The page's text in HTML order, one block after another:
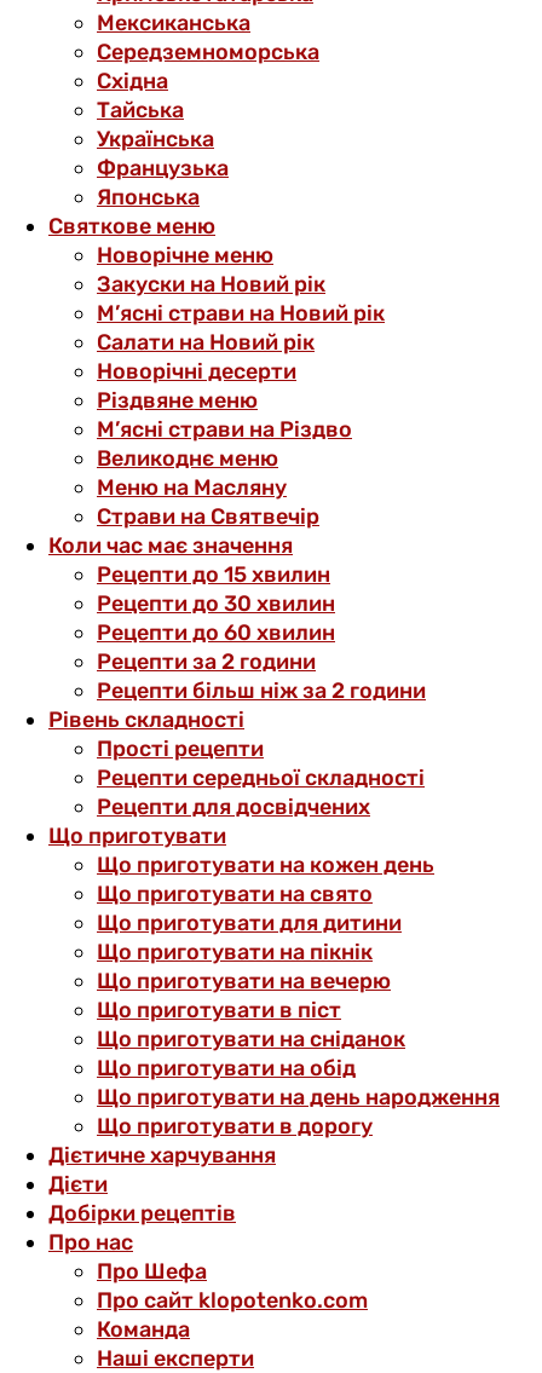
Мексиканська
Середземноморська
Східна
Тайська
Українська
Французька
Японська
Святкове меню
Новорічне меню
Закуски на Новий рік
М’ясні страви на Новий рік
Салати на Новий рік
Новорічні десерти
Різдвяне меню
М’ясні страви на Різдво
Великоднє меню
Меню на Масляну
Страви на Святвечір
Коли час має значення
Рецепти до 15 хвилин
Рецепти до 30 хвилин
Рецепти до 60 хвилин
Рецепти за 2 години
Рецепти більш ніж за 2 години
Рівень складності
Прості рецепти
Рецепти середньої складності
Рецепти для досвідчених
Що приготувати
Що приготувати на кожен день
Що приготувати на свято
Що приготувати для дитини
Що приготувати на пікнік
Що приготувати на вечерю
Що приготувати в піст
Що приготувати на сніданок
Що приготувати на обід
Що приготувати на день народження
Що приготувати в дорогу
Дієтичне харчування
Дієти
Добірки рецептів
Про нас
Про Шефа
Про сайт klopotenko.com
Команда
Наші експерти